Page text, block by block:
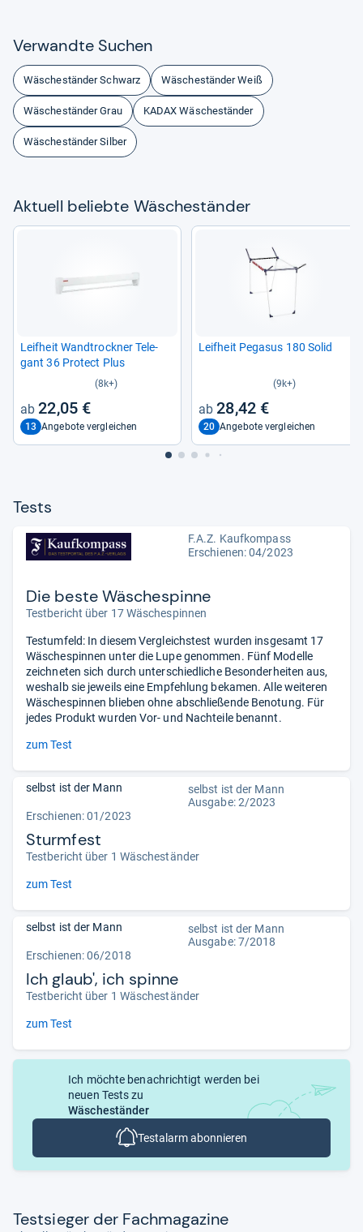
Ver­wandte Suchen
Wäscheständer Schwarz Wäscheständer Weiß
Wäscheständer Grau KADAX Wäscheständer
Wäscheständer Silber
Aktu­ell beliebte Wäsche­stän­der
Leif­heit Wand­trock­ner Tele­
gant 36 Pro­tect Plus
(8k+)
22,05 €
13 Angebote vergleichen
Leif­heit Pega­sus 180 Solid
(9k+)
28,42 €
20 Angebote vergleichen
Tests
F.A.Z. Kaufkompass
Erschienen: 04/2023
Die beste Wäschespinne
Testbericht über 17 Wäschespinnen
Testumfeld: In diesem Vergleichstest wurden insgesamt 17
Wäschespinnen unter die Lupe genommen. Fünf Modelle
zeichneten sich durch unterschiedliche Besonderheiten aus,
weshalb sie jeweils eine Empfehlung bekamen. Alle weiteren
Wäschespinnen blieben ohne abschließende Benotung. Für
jedes Produkt wurden Vor- und Nachteile benannt.
zum Test
selbst ist der Mann
selbst ist der Mann
Ausgabe: 2/2023
Erschienen: 01/2023
Sturmfest
Testbericht über 1 Wäscheständer
zum Test
selbst ist der Mann
selbst ist der Mann
Ausgabe: 7/2018
Erschienen: 06/2018
Ich glaub', ich spinne
Testbericht über 1 Wäscheständer
zum Test
Ich möchte benachrichtigt werden bei
neuen Tests zu
Wäscheständer
Testalarm abonnieren
Test­sie­ger der Fach­ma­ga­zine